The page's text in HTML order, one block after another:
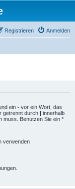
Anmelden
Registrieren
ein - vor ein Wort, das
getrennt durch | innerhalb
muss. Benutzen Sie ein *
verwenden